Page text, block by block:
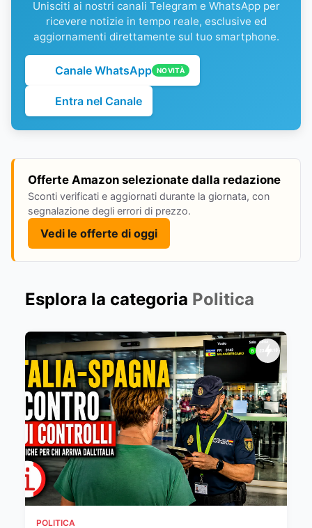
Unisciti ai nostri canali Telegram e WhatsApp per
ricevere notizie in tempo reale, esclusive ed
aggiornamenti direttamente sul tuo smartphone.
Canale WhatsApp NOVITÀ
Entra nel Canale
Offerte Amazon selezionate dalla redazione
Sconti verificati e aggiornati durante la giornata, con
segnalazione degli errori di prezzo.
Vedi le offerte di oggi
Esplora la categoria Politica
POLITICA